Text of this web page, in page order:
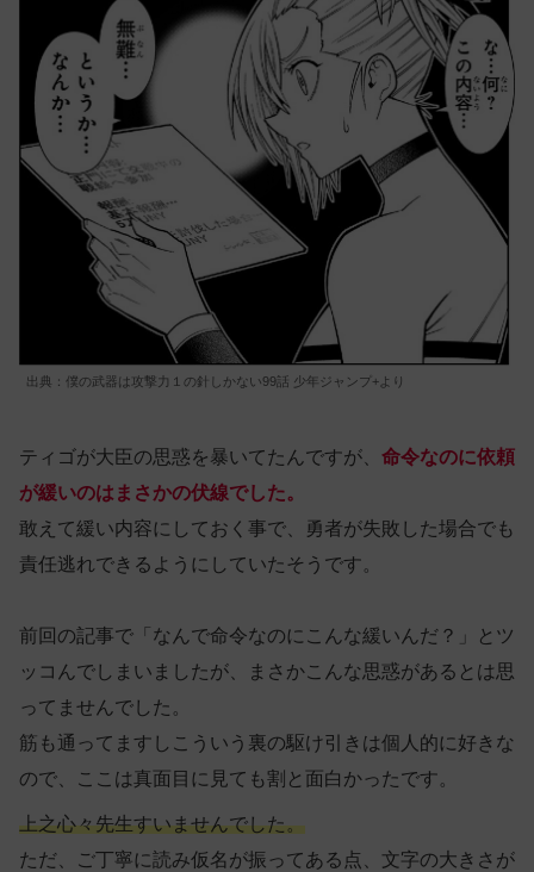
出典：僕の武器は攻撃力１の針しかない99話 少年ジャンプ+より
ティゴが大臣の思惑を暴いてたんですが、 命令なのに依頼
が緩いのはまさかの伏線でした。
敢えて緩い内容にしておく事で、勇者が失敗した場合でも
責任逃れできるようにしていたそうです。
前回の記事で「なんで命令なのにこんな緩いんだ？」とツ
ッコんでしまいましたが、まさかこんな思惑があるとは思
ってませんでした。
筋も通ってますしこういう裏の駆け引きは個人的に好きな
ので、ここは真面目に見ても割と面白かったです。
上之心々先生すいませんでした。
ただ、ご丁寧に読み仮名が振ってある点、文字の大きさが